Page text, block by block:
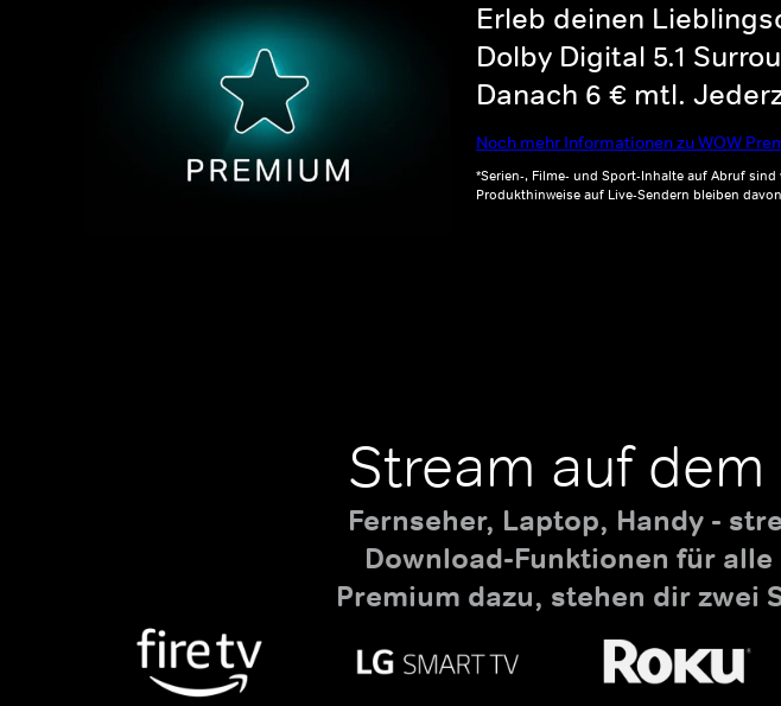
Erleb deinen
Dolby Digital 5.1
Danach 6 € mtl.
Noch mehr Informationen zu WOW
*Serien-, Filme- und Sport-Inhalte auf Abruf
Produkthinweise auf Live-Sendern bleiben
Stream auf
Fernseher, Laptop, Handy -
Download-Funktionen für
Premium dazu, stehen dir zwei